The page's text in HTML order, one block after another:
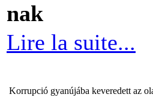
nak
Lire la suite...
Korrupció gyanújába keveredett az